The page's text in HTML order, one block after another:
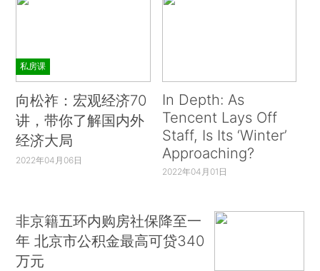
私房课
向松祚：宏观经济70
讲，带你了解国内外
经济大局
2022年04月06日
In Depth: As
Tencent Lays Off
Staff, Is Its ‘Winter’
Approaching?
2022年04月01日
非京籍五环内购房社保降至一
年 北京市公积金最高可贷340
万元